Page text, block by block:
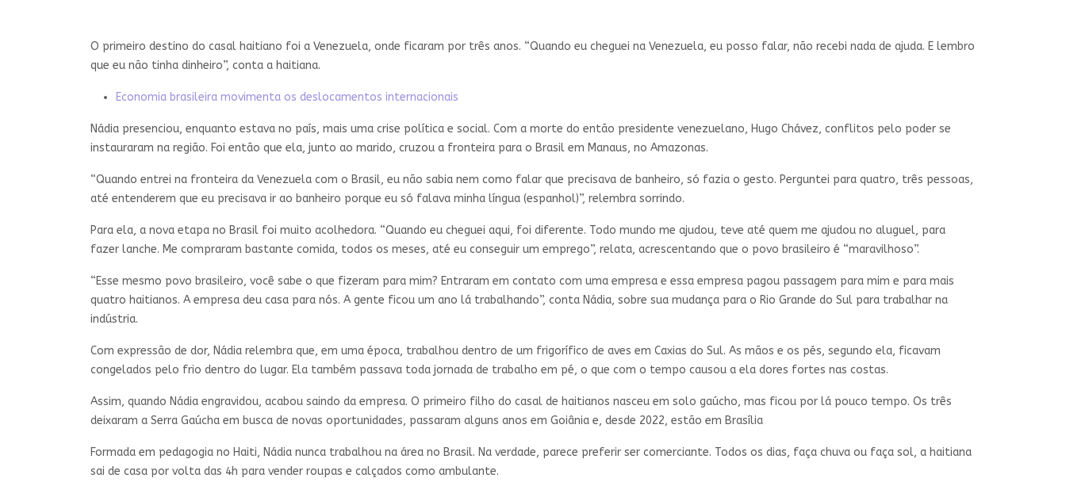
O primeiro destino do casal haitiano foi a Venezuela, onde ficaram por três anos. “Quando eu cheguei na Venezuela, eu posso falar, não recebi nada de ajuda. E lembro
que eu não tinha dinheiro”, conta a haitiana.
Economia brasileira movimenta os deslocamentos internacionais
Nádia presenciou, enquanto estava no país, mais uma crise política e social. Com a morte do então presidente venezuelano, Hugo Chávez, conflitos pelo poder se
instauraram na região. Foi então que ela, junto ao marido, cruzou a fronteira para o Brasil em Manaus, no Amazonas.
“Quando entrei na fronteira da Venezuela com o Brasil, eu não sabia nem como falar que precisava de banheiro, só fazia o gesto. Perguntei para quatro, três pessoas,
até entenderem que eu precisava ir ao banheiro porque eu só falava minha língua (espanhol)”, relembra sorrindo.
Para ela, a nova etapa no Brasil foi muito acolhedora. “Quando eu cheguei aqui, foi diferente. Todo mundo me ajudou, teve até quem me ajudou no aluguel, para
fazer lanche. Me compraram bastante comida, todos os meses, até eu conseguir um emprego”, relata, acrescentando que o povo brasileiro é “maravilhoso”.
“Esse mesmo povo brasileiro, você sabe o que fizeram para mim? Entraram em contato com uma empresa e essa empresa pagou passagem para mim e para mais
quatro haitianos. A empresa deu casa para nós. A gente ficou um ano lá trabalhando”, conta Nádia, sobre sua mudança para o Rio Grande do Sul para trabalhar na
indústria.
Com expressão de dor, Nádia relembra que, em uma época, trabalhou dentro de um frigorífico de aves em Caxias do Sul. As mãos e os pés, segundo ela, ficavam
congelados pelo frio dentro do lugar. Ela também passava toda jornada de trabalho em pé, o que com o tempo causou a ela dores fortes nas costas.
Assim, quando Nádia engravidou, acabou saindo da empresa. O primeiro filho do casal de haitianos nasceu em solo gaúcho, mas ficou por lá pouco tempo. Os três
deixaram a Serra Gaúcha em busca de novas oportunidades, passaram alguns anos em Goiânia e, desde 2022, estão em Brasília
Formada em pedagogia no Haiti, Nádia nunca trabalhou na área no Brasil. Na verdade, parece preferir ser comerciante. Todos os dias, faça chuva ou faça sol, a haitiana
sai de casa por volta das 4h para vender roupas e calçados como ambulante.